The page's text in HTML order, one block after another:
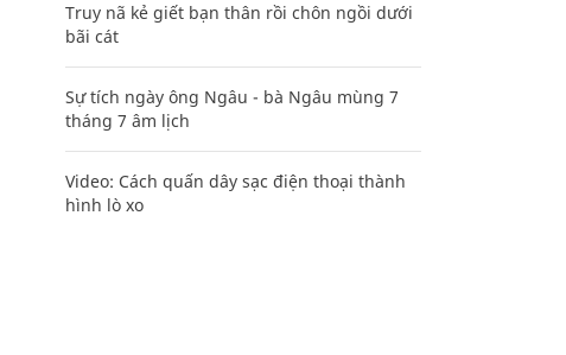
Truy nã kẻ giết bạn thân rồi chôn ngồi dưới
bãi cát
Sự tích ngày ông Ngâu - bà Ngâu mùng 7
tháng 7 âm lịch
Video: Cách quấn dây sạc điện thoại thành
hình lò xo